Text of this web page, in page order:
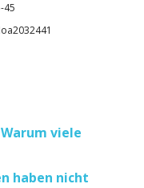
45
viele
haben nicht